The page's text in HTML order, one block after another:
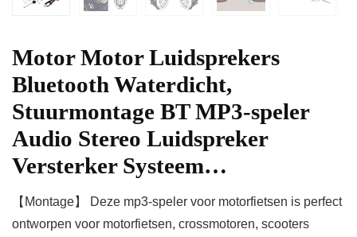
Motor Motor Luidsprekers
Bluetooth Waterdicht,
Stuurmontage BT MP3-speler
Audio Stereo Luidspreker
Versterker Systeem…
【Montage】 Deze mp3-speler voor motorfietsen is perfect
ontworpen voor motorfietsen, crossmotoren, scooters